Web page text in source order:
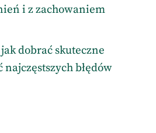
i z zachowaniem
dobrać skuteczne
błędów